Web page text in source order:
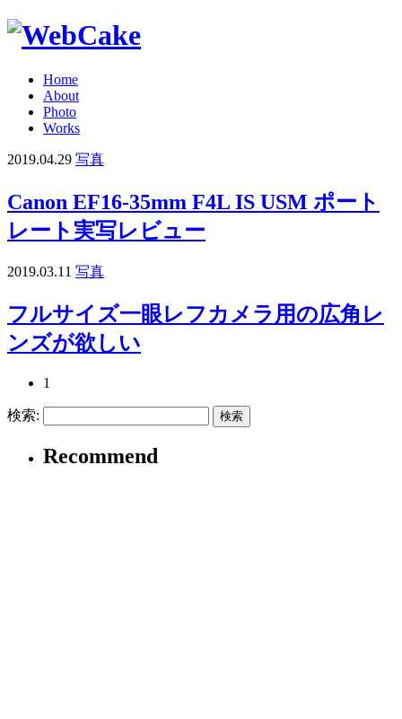
Home
About
Photo
Works
2019.04.29 写真
Canon EF16-35mm F4L IS USM ポート
レート実写レビュー
2019.03.11 写真
フルサイズ一眼レフカメラ用の広角レ
ンズが欲しい
1
検索:
Recommend